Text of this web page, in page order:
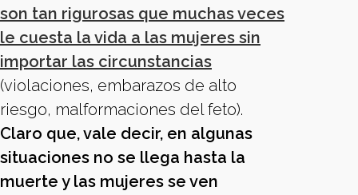
son tan rigurosas que muchas veces
le cuesta la vida a las mujeres sin
importar las circunstancias
(violaciones, embarazos de alto
riesgo, malformaciones del feto).
Claro que, vale decir, en algunas
situaciones no se llega hasta la
muerte y las mujeres se ven